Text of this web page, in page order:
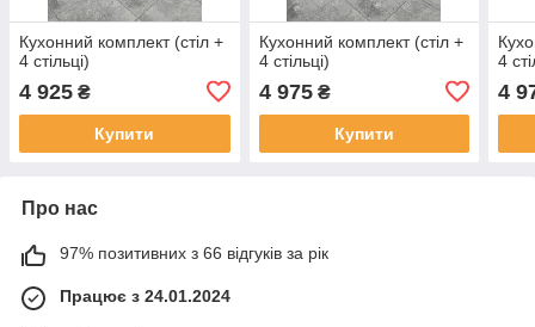
Кухонний комплект (стіл +
4 стільці)
4 925 ₴
Купити
Кухонний комплект (стіл +
4 стільці)
4 975₴
Купити
4
4
Про нас
97% позитивних з 66 відгуків за рік
Працює з 24.01.2024